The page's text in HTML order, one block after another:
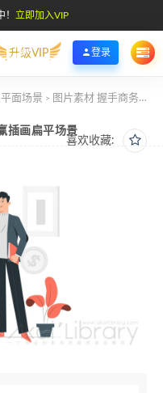
立即加入VIP
升级VIP 登录
面场景 > 图片素材 握手商务合作交易成功共赢插画扁平场景
喜欢收藏:
插画扁平场景